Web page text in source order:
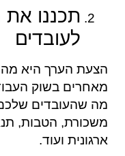
תכננו
לעובדים
הצעת הערך היא
מאחרים בשוק
מה שהעובדים
משכורת, הטבות,
ארגונית ועוד.